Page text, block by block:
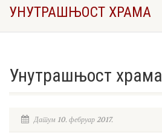
УНУТРАШЊОСТ ХРАМА
Унутрашњост храма
Датум 10. фебруар 2017.